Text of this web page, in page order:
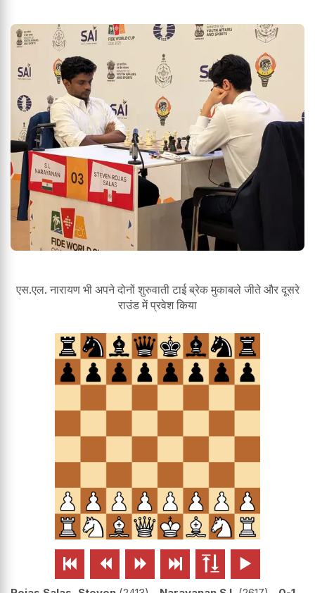
एस.एल. नारायण भी अपने दोनों शुरुवाती टाई ब्रेक मुकाबले जीते और दूसरे
राउंड में प्रवेश किया
     